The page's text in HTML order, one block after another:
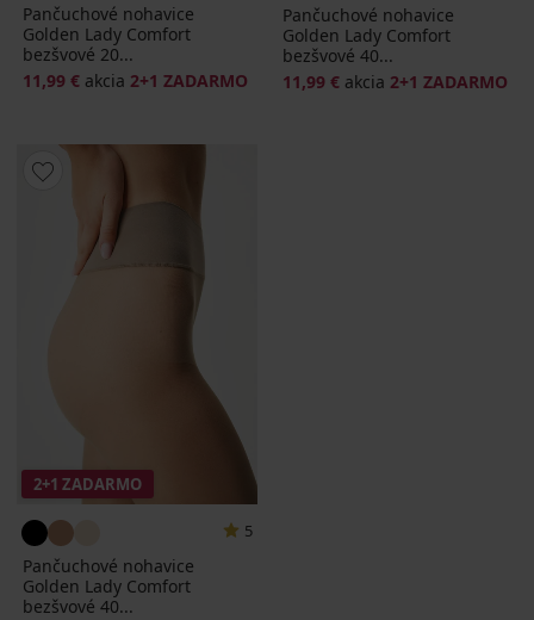
Pančuchové nohavice
Golden Lady Comfort
bezšvové 20...
11,99 € akcia 2+1 ZADARMO
Pančuchové nohavice
Golden Lady Comfort
bezšvové 40...
11,99 € akcia 2+1 ZADARMO
2+1 ZADARMO
5
Pančuchové nohavice
Golden Lady Comfort
bezšvové 40...